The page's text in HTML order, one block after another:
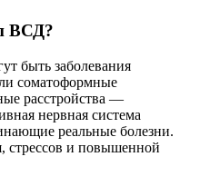
ВСД?
быть заболевания
соматоформные
расстройства —
нервная система
реальные болезни.
стрессов и повышенной